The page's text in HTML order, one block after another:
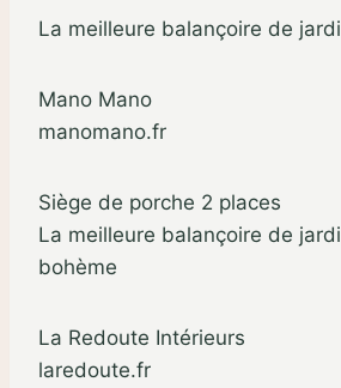
La meilleure balançoire de
Mano Mano
manomano.fr
Siège de porche 2 places
La meilleure balançoire de
bohème
La Redoute Intérieurs
laredoute.fr